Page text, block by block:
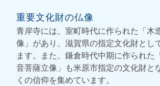
重要文化財の仏像
青岸寺には、室町時代に作られた「木
像」があり、滋賀県の指定文化財とし
ます。また、鎌倉時代中期に作られた
音菩薩立像」も米原市指定の文化財と
くの信仰を集めています。